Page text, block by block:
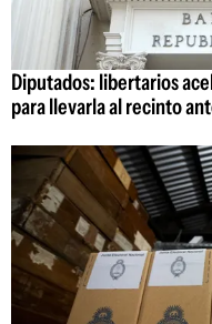
Diputados: libertarios
para llevarla al recinto